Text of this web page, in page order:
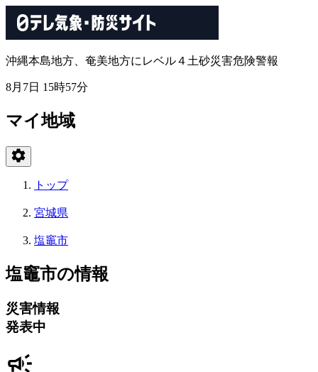
沖縄本島地方、奄美地方にレベル４土砂災害危険警報
8月7日 15時57分
マイ地域
トップ
宮城県
塩竈市
塩竈市の情報
災害情報
発表中